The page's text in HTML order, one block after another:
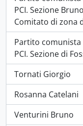
PCI. Sezione
Comitato di zona
, 283 résultats
Partito comunista
PCI. Sezione di
, 211 résultats
Tornati Giorgio
, 113 résultats
Rosanna Catelani
, 98 résultats
Venturini Bruno
, 49 résultats